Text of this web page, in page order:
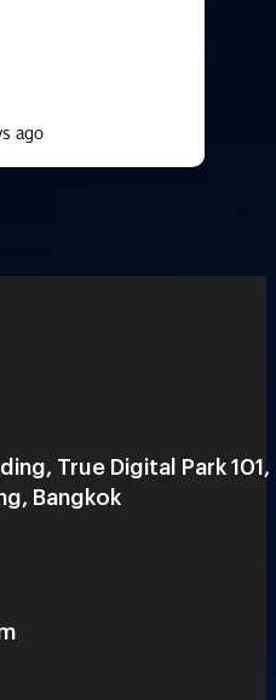
ago
True Digital Park 101,
Bangkok